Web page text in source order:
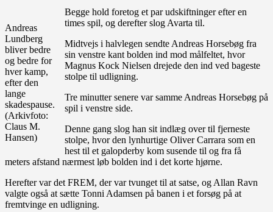
Andreas
Lundberg
bliver bedre
og bedre for
hver kamp,
efter den
lange
skadespause.
(Arkivfoto:
Claus M.
Hansen)
Begge hold foretog et par udskiftninger efter en
times spil, og derefter slog Avarta til.
Midtvejs i halvlegen sendte Andreas Horsebøg fra
sin venstre kant bolden ind mod målfeltet, hvor
Magnus Kock Nielsen drejede den ind ved bageste
stolpe til udligning.
Tre minutter senere var samme Andreas Horsebøg på
spil i venstre side.
Denne gang slog han sit indlæg over til fjerneste
stolpe, hvor den lynhurtige Oliver Carrara som en
hest til et galopderby kom susende til og fra få
meters afstand nærmest løb bolden ind i det korte hjørne.
Herefter var det FREM, der var tvunget til at satse, og Allan Ravn
valgte også at sætte Tonni Adamsen på banen i et forsøg på at
fremtvinge en udligning.